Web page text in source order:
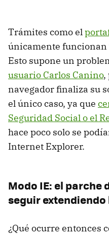
Trámites como el
únicamente
Esto supone un
usuario Carlos Canino,
navegador finaliza su
el único caso, ya que
Seguridad Social o el
hace poco solo se
Internet Explorer.
Modo IE: el parche
seguir
¿Qué ocurre entonces